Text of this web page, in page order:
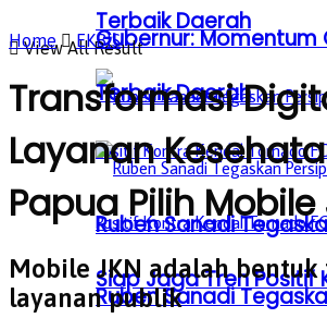
Terbaik Daerah
Ruben Sanadi
Siap Jaga Tren Positif
Gubernur:
Terbaik Daerah
Ruben Sanadi
View All Result
Home EKBIS
Transformasi
Layanan
Papua Pilih Mobile
Mobile JKN adalah
layanan publik